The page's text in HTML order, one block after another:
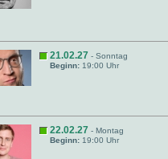
21.02.27 - Sonntag
Beginn: 19:00 Uhr
22.02.27 - Montag
Beginn: 19:00 Uhr